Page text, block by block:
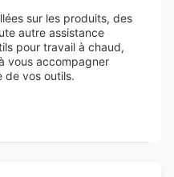
sur les produits, des
autre assistance
pour travail à chaud,
vous accompagner
de vos outils.